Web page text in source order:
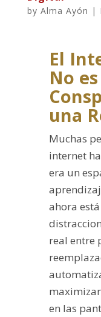
by Alma Ayón |
El
No
una
Muchas
internet
era un
ahora
real entre
en las